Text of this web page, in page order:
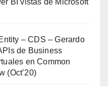
BI vistas de Microsoft
– CDS – Gerardo
de Business
en Common
(Oct’20)